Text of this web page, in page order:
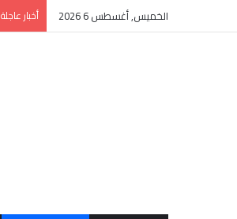
الخميس, أغسطس 6 2026 أخبار عاجلة